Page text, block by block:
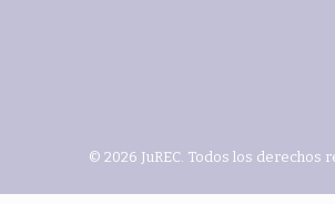
© 2026 JuREC. Todos los derechos